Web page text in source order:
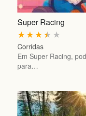
Super Racing
★
★
★
★
★
Corridas
Em Super Racing,
para…